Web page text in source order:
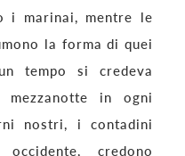
i marinai, mentre le
la forma di quei
tempo si credeva
in ogni
nostri, i contadini
credono